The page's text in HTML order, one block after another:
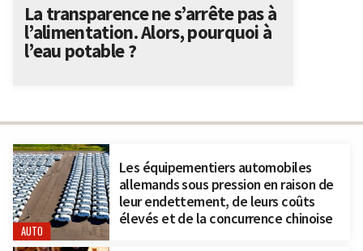
AUTO
Les équipementiers automobiles
allemands sous pression en raison de
leur endettement, de leurs coûts
élevés et de la concurrence chinoise
La transparence ne s’arrête pas à
l’alimentation. Alors, pourquoi à
l’eau potable ?